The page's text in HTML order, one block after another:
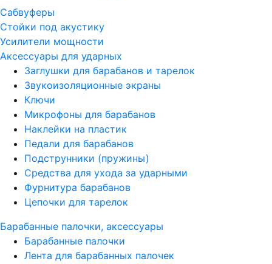
Сабвуферы
Стойки под акустику
Усилители мощности
Аксессуары для ударных
Заглушки для барабанов и тарелок
Звукоизоляционные экраны
Ключи
Микрофоны для барабанов
Наклейки на пластик
Педали для барабанов
Подструнники (пружины)
Средства для ухода за ударными
Фурнитура барабанов
Цепочки для тарелок
Барабанные палочки, аксессуары
Барабанные палочки
Лента для барабанных палочек